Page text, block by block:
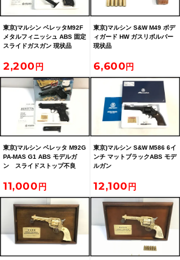
東京)マルシン ベレッタM92F
メタルフィニッシュ ABS 固定
スライドガスガン 現状品
2,200
東京)マルシン S&W M49 ボデ
ィガード HW ガスリボルバー
現状品
6,600
東京)マルシン ベレッタ M92G
PA-MAS G1 ABS モデルガ
ン スライドストップ不良
11,000
東京)マルシン S&W M586 6イ
ンチ マットブラックABS モデ
ルガン
12,100